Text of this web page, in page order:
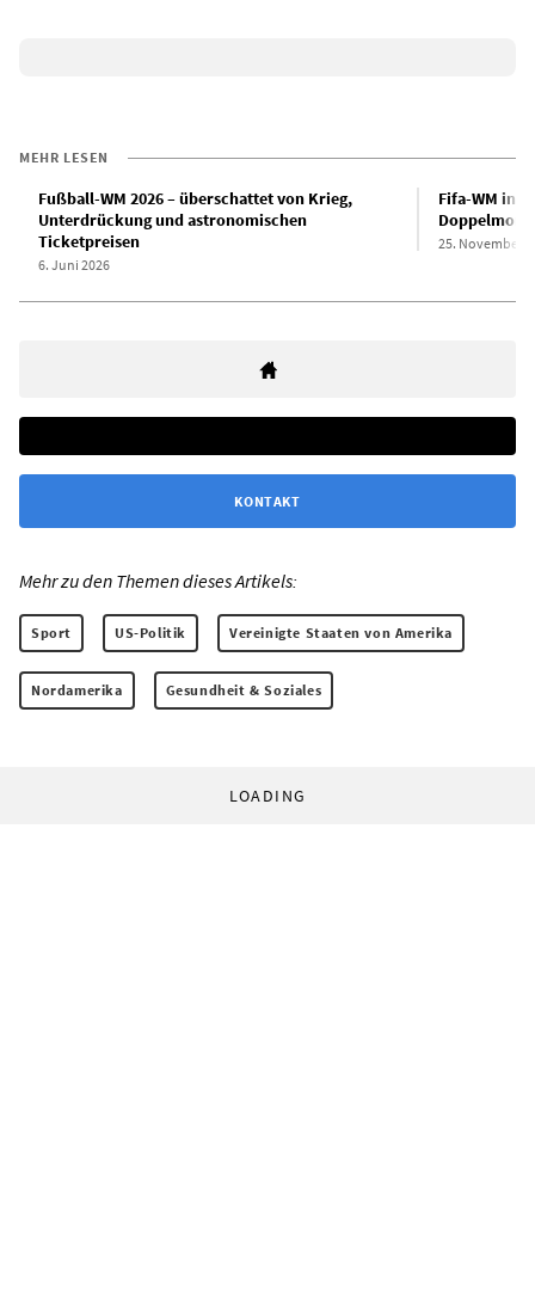
MEHR LESEN
Fußball-WM 2026 – überschattet von Krieg,
Unterdrückung und astronomischen
Ticketpreisen
6. Juni 2026
Fifa-WM in
Doppelmoral
25. November
KONTAKT
Mehr zu den Themen dieses Artikels:
Sport US-Politik Vereinigte Staaten von Amerika
Nordamerika Gesundheit & Soziales
LOADING